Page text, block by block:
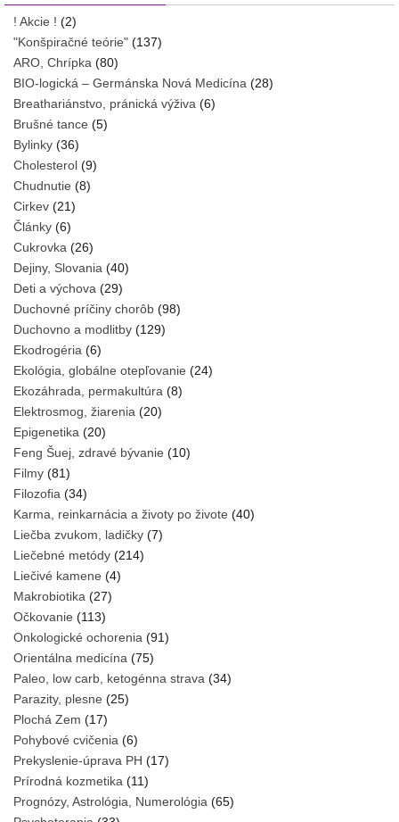
! Akcie ! (2)
"Konšpiračné teórie" (137)
ARO, Chrípka (80)
BIO-logická – Germánska Nová Medicína (28)
Breathariánstvo, pránická výživa (6)
Brušné tance (5)
Bylinky (36)
Cholesterol (9)
Chudnutie (8)
Cirkev (21)
Články (6)
Cukrovka (26)
Dejiny, Slovania (40)
Deti a výchova (29)
Duchovné príčiny chorôb (98)
Duchovno a modlitby (129)
Ekodrogéria (6)
Ekológia, globálne otepľovanie (24)
Ekozáhrada, permakultúra (8)
Elektrosmog, žiarenia (20)
Epigenetika (20)
Feng Šuej, zdravé bývanie (10)
Filmy (81)
Filozofia (34)
Karma, reinkarnácia a životy po živote (40)
Liečba zvukom, ladičky (7)
Liečebné metódy (214)
Liečivé kamene (4)
Makrobiotika (27)
Očkovanie (113)
Onkologické ochorenia (91)
Orientálna medicína (75)
Paleo, low carb, ketogénna strava (34)
Parazity, plesne (25)
Plochá Zem (17)
Pohybové cvičenia (6)
Prekyslenie-úprava PH (17)
Prírodná kozmetika (11)
Prognózy, Astrológia, Numerológia (65)